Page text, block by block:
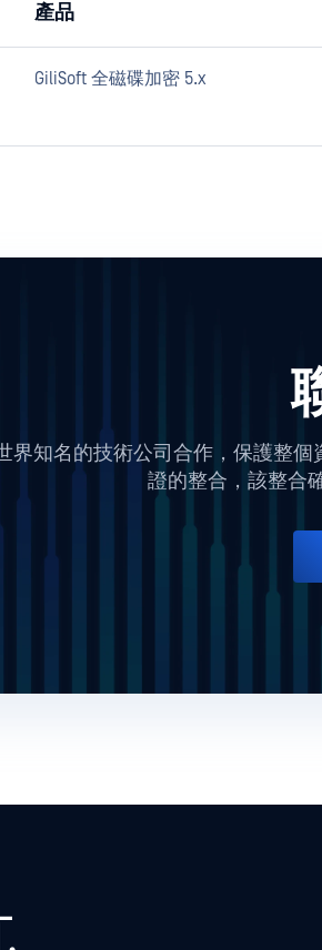
產品
GiliSoft 全磁碟加密 5.x
世界知名的技術公司合作，保護整
證的整合，該整合